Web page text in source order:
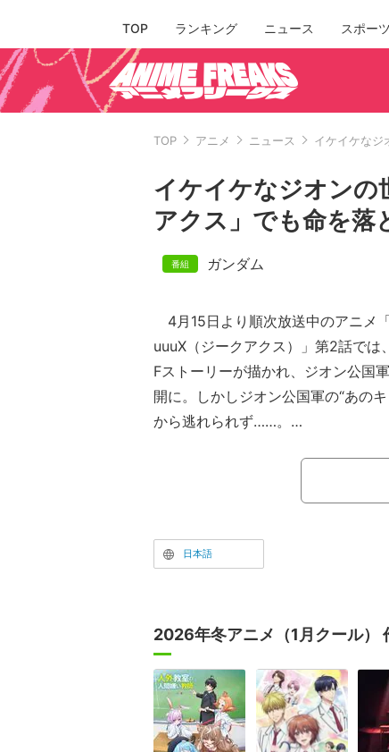
TOP ランキング ニュース スポーツ
TOP アニメ ニュース イケイケなジ
イケイケなジオンの
アクス」でも命を落
ガンダム
4月15日より順次放送中のアニメ
uuuX（ジークアクス）」第2話では
Fストーリーが描かれ、ジオン公国
開に。しかしジオン公国軍の“あの
から逃れられず……。
年まで遡りシャア・アズナブル（
戦士ガンダム」のIFストーリーが展
り、「機動戦士ガンダム」では戦死
ような描写もあった。
日本語
2026年冬アニメ（1月クール）